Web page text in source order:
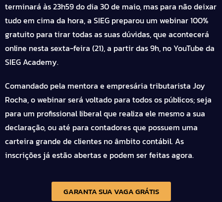
terminará às 23h59 do dia 30 de maio, mas para não deixar
tudo em cima da hora, a SIEG preparou um webinar 100%
gratuito para tirar todas as suas dúvidas, que acontecerá
online nesta sexta-feira (21), a partir das 9h, no YouTube da
SIEG Academy.
Comandado pela mentora e empresária tributarista Joy
Rocha, o webinar será voltado para todos os públicos; seja
para um profissional liberal que realiza ele mesmo a sua
declaração, ou até para contadores que possuem uma
carteira grande de clientes no âmbito contábil. As
inscrições já estão abertas e podem ser feitas agora.
GARANTA SUA VAGA GRÁTIS